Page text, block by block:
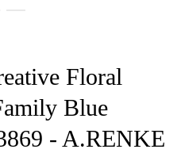
Floral
Blue
- A.RENKE